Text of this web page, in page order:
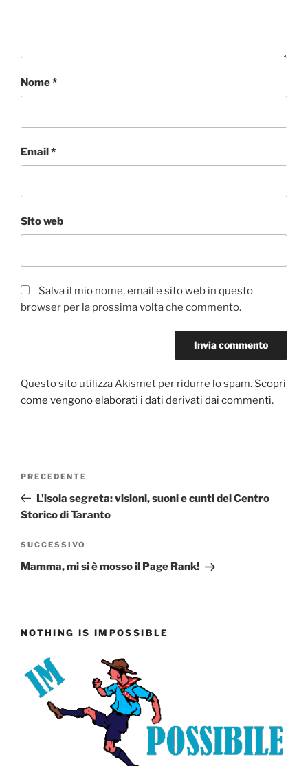
Nome*
Email*
Sito web
Salva il mio nome, email e sito web in questo
browser per la prossima volta che commento.
Questo sito utilizza Akismet per ridurre lo spam. Scopri
come vengono elaborati i dati derivati dai commenti.
Navigazione
Articolo
precedente:
PRECEDENTE
L'isola segreta: visioni, suoni e cunti del Centro
Storico di Taranto
Articolo
successivo
SUCCESSIVO
Mamma, mi si è mosso il Page Rank!
NOTHING IS IMPOSSIBLE